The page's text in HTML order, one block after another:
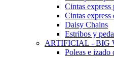
Cintas
Cintas express
Daisy Chains
Estribos y
ARTIFICIAL - BIG
Poleas e izado